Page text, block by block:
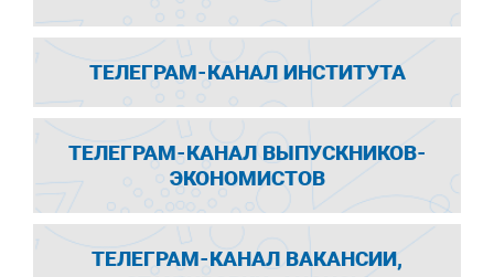
ТЕЛЕГРАМ-КАНАЛ ИНСТИТУТА
ТЕЛЕГРАМ-КАНАЛ ВЫПУСКНИКОВ-
ЭКОНОМИСТОВ
ТЕЛЕГРАМ-КАНАЛ ВАКАНСИИ,